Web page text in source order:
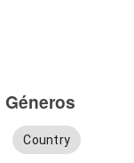
Géneros
Country